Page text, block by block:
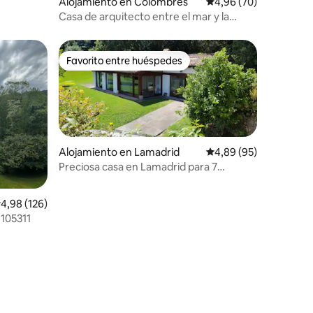
Casa de arquitecto entre el mar y la
promedio: 4,98 de 5. 126 evaluaciones
4,98 (126)
Favorito entre huéspedes
Favorito entre huéspedes
Alojamiento en Lamadrid Calificación
4,89 (95)
Preciosa casa en Lamadrid para 7